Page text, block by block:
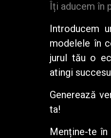
Îți aducem în
Introducem
modelele în
jurul tău o
atingi
Generează
ta!
Menține-te